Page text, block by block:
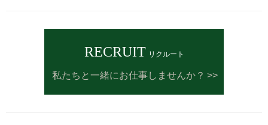
RECRUIT リクルート
私たちと一緒にお仕事しませんか？